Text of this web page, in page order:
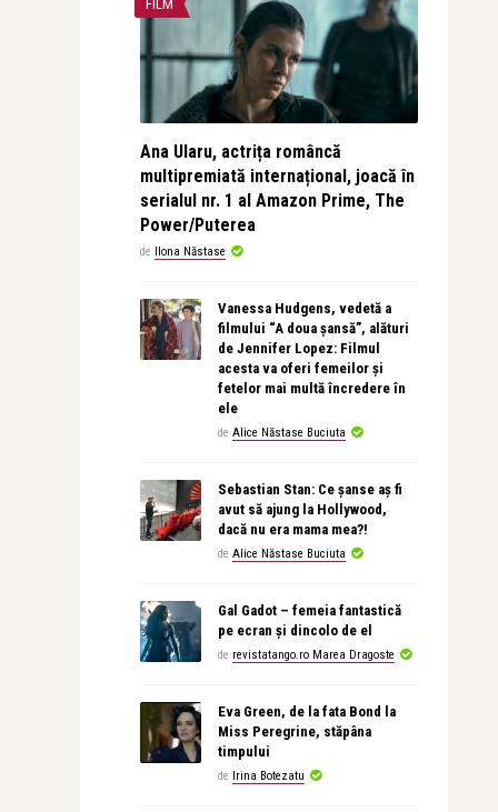
FILM
Ana Ularu, actrița româncă
multipremiată internațional, joacă în
serialul nr. 1 al Amazon Prime, The
Power/Puterea
de Ilona Năstase
Vanessa Hudgens, vedetă a
filmului “A doua șansă”, alături
de Jennifer Lopez: Filmul
acesta va oferi femeilor și
fetelor mai multă încredere în
ele
de Alice Năstase Buciuta
Sebastian Stan: Ce șanse aș fi
avut să ajung la Hollywood,
dacă nu era mama mea?!
de Alice Năstase Buciuta
Gal Gadot – femeia fantastică
pe ecran și dincolo de el
de revistatango.ro Marea Dragoste
Eva Green, de la fata Bond la
Miss Peregrine, stăpâna
timpului
de Irina Botezatu